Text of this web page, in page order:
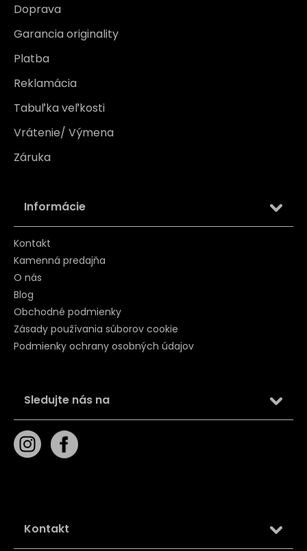
Doprava
Garancia originality
Platba
Reklamácia
Tabuľka veľkosti
Vrátenie/ Výmena
Záruka
Informácie
Kontakt
Kamenná predajňa
O nás
Blog
Obchodné podmienky
Zásady používania súborov cookie
Podmienky ochrany osobných údajov
Sledujte nás na
Kontakt